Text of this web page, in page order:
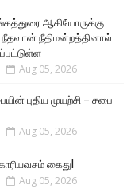
ஆகியோருக்கு
நீதவான் நீதிமன்றத்தினால்
Aug 05, 2026
புதிய முயற்சி – சபை
Aug 05, 2026
கைது!
Aug 05, 2026